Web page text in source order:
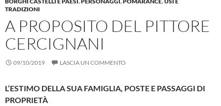
TRADIZIONI
A PROPOSITO DEL PITTORE
CERCIGNANI
09/10/2019 LASCIA UN COMMENTO
L’ESTIMO DELLA SUA FAMIGLIA, POSTE E PASSAGGI DI
PROPRIETÀ